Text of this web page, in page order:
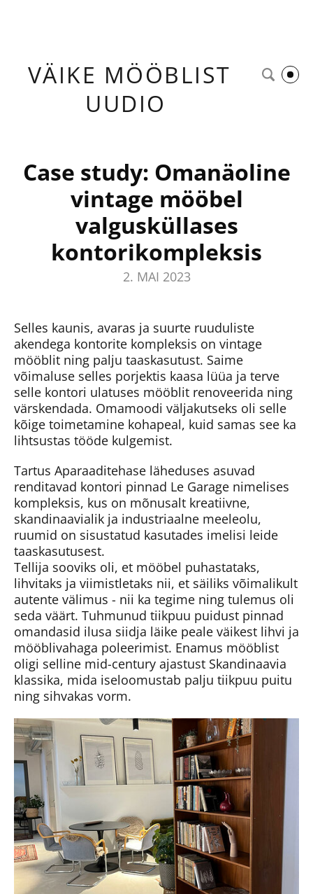
VÄIKE MÖÖBLIST
UUDIO
Case study: Omanäoline
vintage mööbel
valgusküllases
kontorikompleksis
2. MAI 2023
Selles kaunis, avaras ja suurte ruuduliste
akendega kontorite kompleksis on vintage
mööblit ning palju taaskasutust. Saime
võimaluse selles porjektis kaasa lüüa ja terve
selle kontori ulatuses mööblit renoveerida ning
värskendada. Omamoodi väljakutseks oli selle
kõige toimetamine kohapeal, kuid samas see ka
lihtsustas tööde kulgemist.
Tartus Aparaaditehase läheduses asuvad
renditavad kontori pinnad Le Garage nimelises
kompleksis, kus on mõnusalt kreatiivne,
skandinaavialik ja industriaalne meeleolu,
ruumid on sisustatud kasutades imelisi leide
taaskasutusest.
Tellija sooviks oli, et mööbel puhastataks,
lihvitaks ja viimistletaks nii, et säiliks võimalikult
autente välimus - nii ka tegime ning tulemus oli
seda väärt. Tuhmunud tiikpuu puidust pinnad
omandasid ilusa siidja läike peale väikest lihvi ja
mööblivahaga poleerimist. Enamus mööblist
oligi selline mid-century ajastust Skandinaavia
klassika, mida iseloomustab palju tiikpuu puitu
ning sihvakas vorm.